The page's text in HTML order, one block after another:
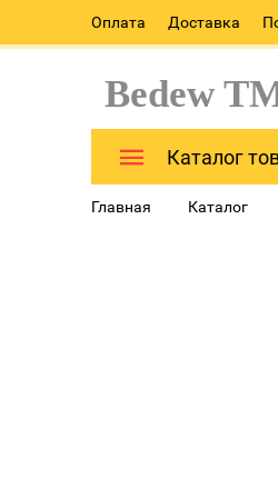
Оплата Доставка
Bedew
Каталог
Главная Каталог